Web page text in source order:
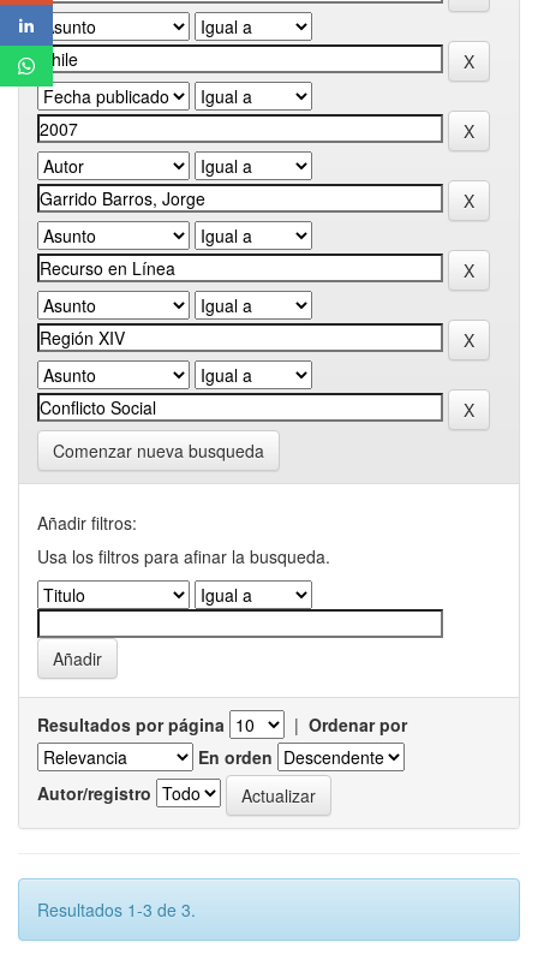
Comenzar nueva busqueda
Añadir filtros:
Usa los filtros para afinar la busqueda.
Resultados por página | Ordenar por
En orden
Autor/registro
Resultados 1-3 de 3.